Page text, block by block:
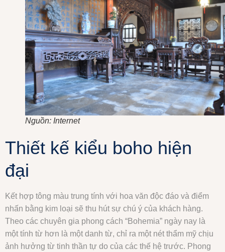
Nguồn: Internet
Thiết kế kiểu boho hiện
đại
Kết hợp tông màu trung tính với hoa văn độc đáo và điểm
nhấn bằng kim loại sẽ thu hút sự chú ý của khách hàng.
Theo các chuyên gia phong cách “Bohemia” ngày nay là
một tính từ hơn là một danh từ, chỉ ra một nét thẩm mỹ chịu
ảnh hưởng từ tinh thần tự do của các thế hệ trước. Phong